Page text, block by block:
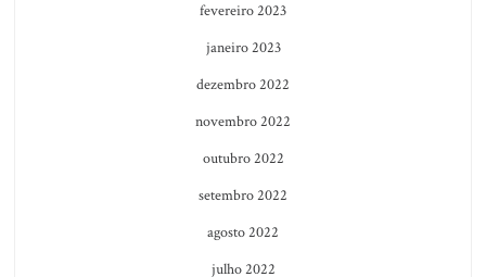
fevereiro 2023
janeiro 2023
dezembro 2022
novembro 2022
outubro 2022
setembro 2022
agosto 2022
julho 2022